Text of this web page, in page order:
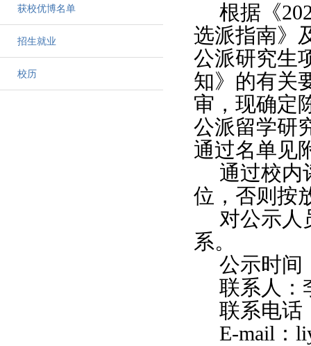
获校优博名单
招生就业
校历
根据《
选派指南》
公派研究生
知》的有关
审，现确定
公派留学研
通过名单见
通过校内
位，否则按
对公示人
系。
公示时间
联系人：
联系电话
E-mail ：